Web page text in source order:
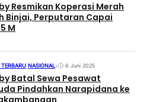
Resmikan Koperasi Merah
Binjai, Perputaran Capai
M
TERBARU NASIONAL• 6 Juni 2025
Batal Sewa Pesawat
Pindahkan Narapidana ke